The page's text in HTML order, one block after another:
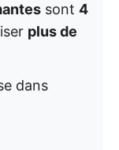
sont 4
plus de
dans